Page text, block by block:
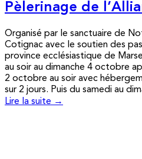
Pèlerinage de
Organisé par le sanctuaire de
Cotignac avec le soutien des
province ecclésiastique de
au soir au dimanche 4 octobre
2 octobre au soir avec
sur 2 jours. Puis du samedi au
Lire la suite →